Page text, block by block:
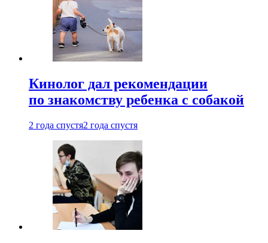
Кинолог дал рекомендации
по знакомству ребенка с собакой
2 года спустя2 года спустя